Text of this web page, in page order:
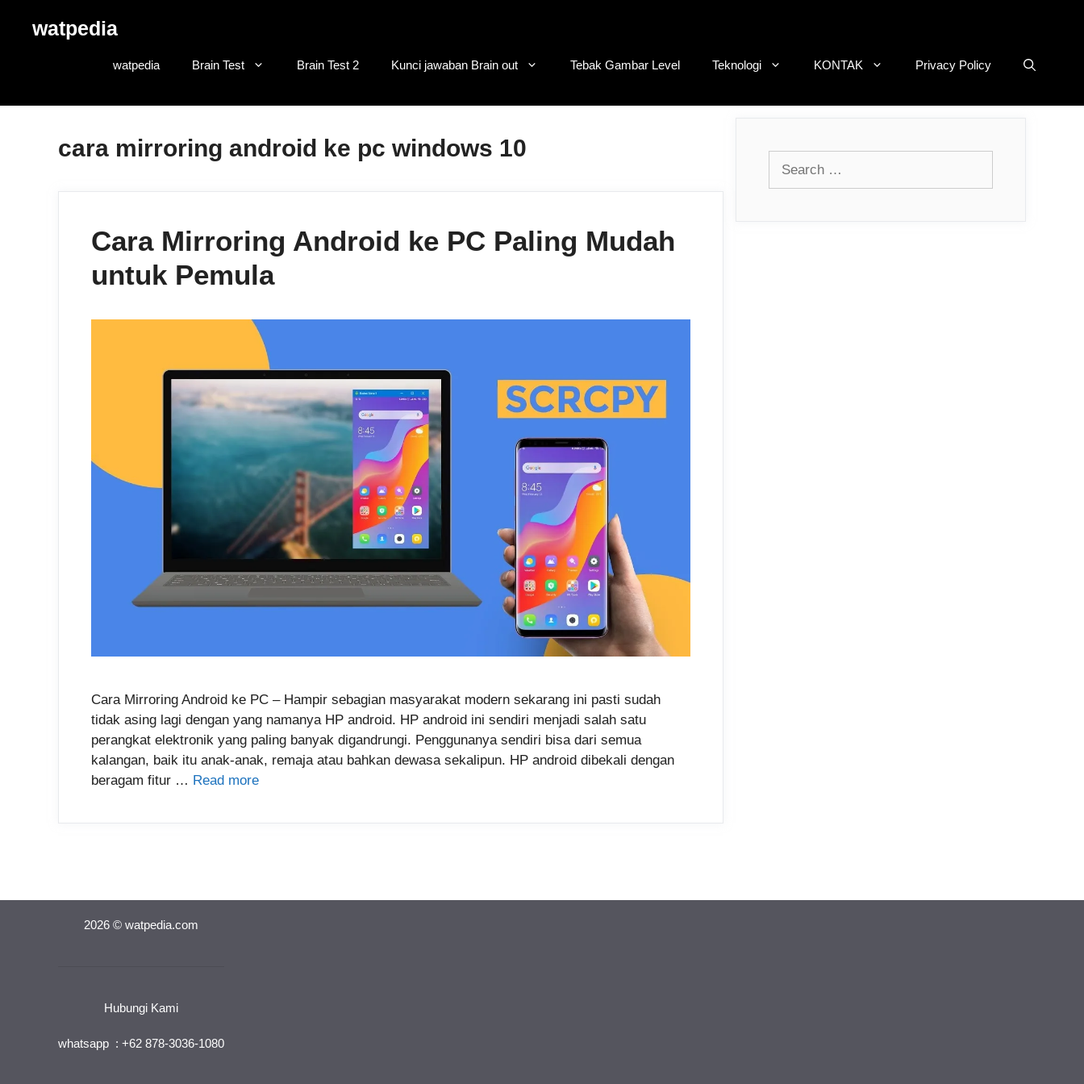
watpedia
watpedia Brain Test Brain Test 2 Kunci jawaban Brain out Tebak Gambar Level Teknologi KONTAK Privacy Policy
cara mirroring android ke pc windows 10
Cara Mirroring Android ke PC Paling Mudah
untuk Pemula
Cara Mirroring Android ke PC – Hampir sebagian masyarakat modern sekarang ini pasti sudah
tidak asing lagi dengan yang namanya HP android. HP android ini sendiri menjadi salah satu
perangkat elektronik yang paling banyak digandrungi. Penggunanya sendiri bisa dari semua
kalangan, baik itu anak-anak, remaja atau bahkan dewasa sekalipun. HP android dibekali dengan
beragam fitur … Read more
2026 © watpedia.com
Hubungi Kami
whatsapp : +62 878-3036-1080